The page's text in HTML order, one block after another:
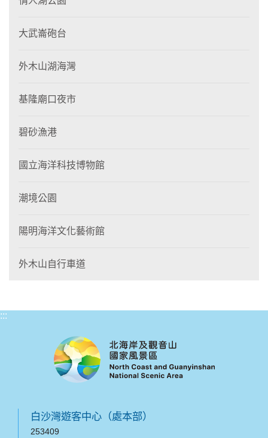
大武崙砲台
外木山湖海灣
基隆廟口夜市
碧砂漁港
國立海洋科技博物館
潮境公園
陽明海洋文化藝術館
外木山自行車道
:::
白沙灣遊客中心（處本部）
253409